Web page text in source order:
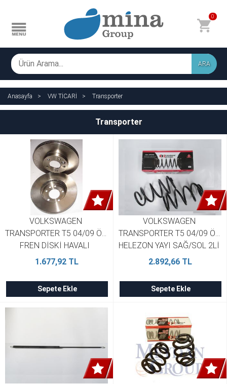
0
ARA
Anasayfa VW TİCARİ Transporter
Transporter
VOLKSWAGEN
TRANSPORTER T5 04/09 ÖN
FREN DİSKİ HAVALI
308X29,3X76,15X55,2X5 1
Adet)
1.677,92 TL
Sepete Ekle
VOLKSWAGEN
TRANSPORTER T5 04/09 ÖN
HELEZON YAYI SAĞ/SOL 2Lİ
SET 2.4D/2.5TDI STDR
2.892,66 TL
Sepete Ekle